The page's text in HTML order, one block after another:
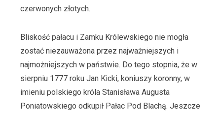
czerwonych złotych.
Bliskość pałacu i Zamku Królewskiego nie mogła
zostać niezauważona przez najważniejszych i
najmożniejszych w państwie. Do tego stopnia, że w
sierpniu 1777 roku Jan Kicki, koniuszy koronny, w
imieniu polskiego króla Stanisława Augusta
Poniatowskiego odkupił Pałac Pod Blachą. Jeszcze